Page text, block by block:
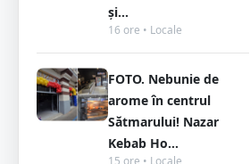
și...
16 ore • Locale
FOTO. Nebunie de
arome în centrul
Sătmarului! Nazar
Kebab Ho...
15 ore • Locale